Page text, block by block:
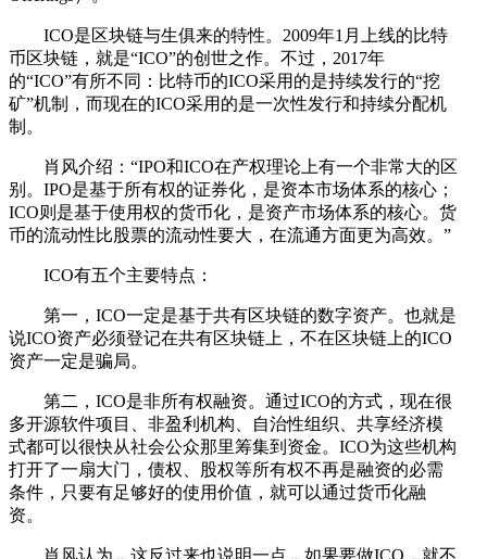
ICO是区块链与生俱来的特性。2009年1月上线的比特
币区块链，就是“ICO”的创世之作。不过，2017年
的“ICO”有所不同：比特币的ICO采用的是持续发行的“挖
矿”机制，而现在的ICO采用的是一次性发行和持续分配机
制。
肖风介绍：“IPO和ICO在产权理论上有一个非常大的区
别。IPO是基于所有权的证券化，是资本市场体系的核心；
ICO则是基于使用权的货币化，是资产市场体系的核心。货
币的流动性比股票的流动性要大，在流通方面更为高效。”
ICO有五个主要特点：
第一，ICO一定是基于共有区块链的数字资产。也就是
说ICO资产必须登记在共有区块链上，不在区块链上的ICO
资产一定是骗局。
第二，ICO是非所有权融资。通过ICO的方式，现在很
多开源软件项目、非盈利机构、自治性组织、共享经济模
式都可以很快从社会公众那里筹集到资金。ICO为这些机构
打开了一扇大门，债权、股权等所有权不再是融资的必需
条件，只要有足够好的使用价值，就可以通过货币化融
资。
肖风认为，这反过来也说明一点，如果要做ICO，就不